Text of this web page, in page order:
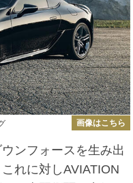
画像はこちら
ンフォースを生み出
れに対しAVIATION